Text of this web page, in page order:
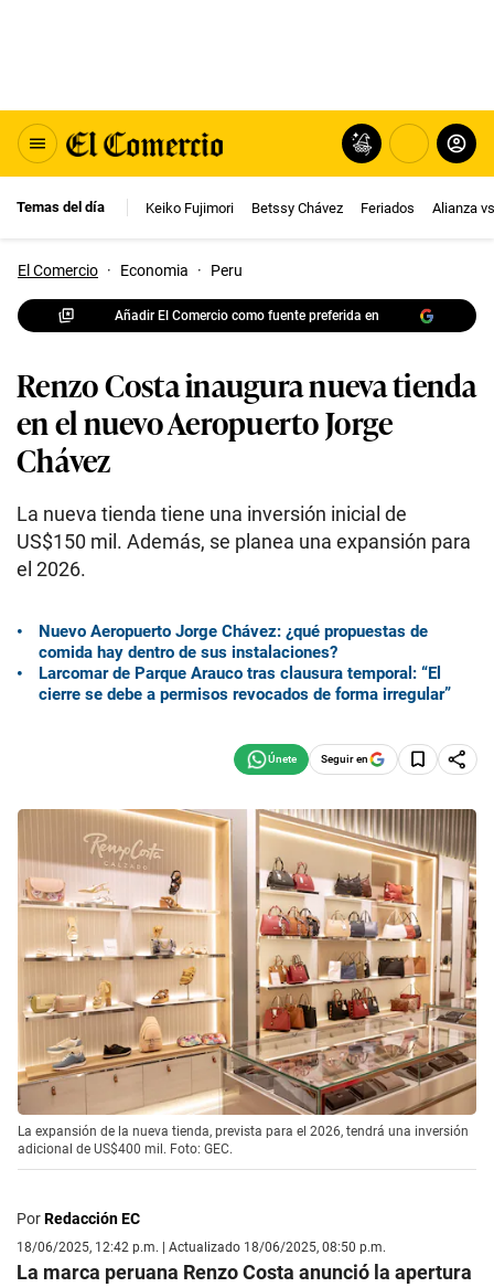
Temas del día Keiko Fujimori Betssy Chávez Feriados Alianza
El Comercio · Economia · Peru
Añadir El Comercio como fuente preferida en
Renzo Costa inaugura nueva tienda
en el nuevo Aeropuerto Jorge
Chávez
La nueva tienda tiene una inversión inicial de
US$150 mil. Además, se planea una expansión para
el 2026.
Nuevo Aeropuerto Jorge Chávez: ¿qué propuestas de
comida hay dentro de sus instalaciones?
Larcomar de Parque Arauco tras clausura temporal: “El
cierre se debe a permisos revocados de forma irregular”
Seguir en
La expansión de la nueva tienda, prevista para el 2026, tendrá una inversión
adicional de US$400 mil. Foto: GEC.
PorRedacción EC
18/06/2025, 12:42 p.m. | Actualizado 18/06/2025, 08:50 p.m.
La marca peruana Renzo Costa anunció la apertura